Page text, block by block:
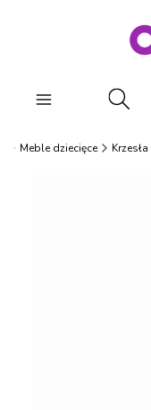
Meble dziecięce